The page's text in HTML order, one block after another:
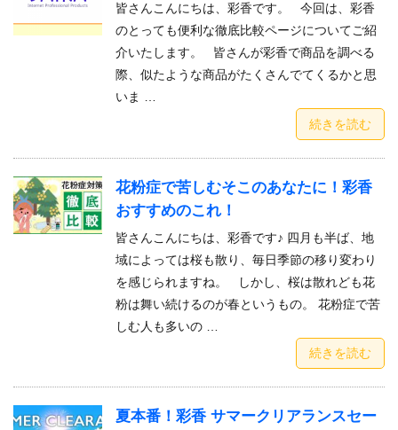
皆さんこんにちは、彩香です。 今回は、彩香
のとっても便利な徹底比較ページについてご紹
介いたします。 皆さんが彩香で商品を調べる
際、似たような商品がたくさんでてくるかと思
いま …
続きを読む
花粉症で苦しむそこのあなたに！彩香
おすすめのこれ！
皆さんこんにちは、彩香です♪ 四月も半ば、地
域によっては桜も散り、毎日季節の移り変わり
を感じられますね。 しかし、桜は散れども花
粉は舞い続けるのが春というもの。 花粉症で苦
しむ人も多いの …
続きを読む
夏本番！彩香 サマークリアランスセー